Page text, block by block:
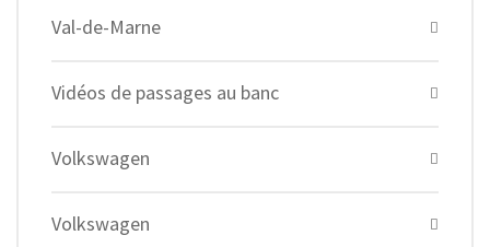
Val-de-Marne
Vidéos de passages au banc
Volkswagen
Volkswagen